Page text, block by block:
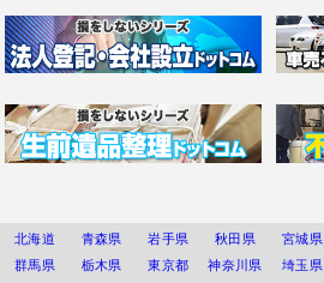
北海道 青森県 岩手県 秋田県 宮城県
群馬県
栃木県 東京都 神奈川県 埼玉県